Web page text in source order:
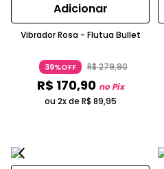
Adicionar
Vibrador Rosa - Flutua Bullet
39%OFF R$279,90
R$ 170,90 no Pix
ou 2x de R$ 89,95